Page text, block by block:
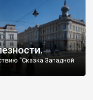
"Сказка Западной